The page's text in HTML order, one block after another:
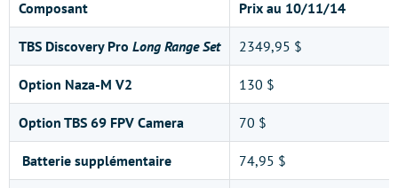
Composant Prix au 10/11/14
TBS Discovery Pro Long Range Set 2349,95 $
Option Naza-M V2 130 $
Option TBS 69 FPV Camera 70 $
Batterie supplémentaire 74,95 $